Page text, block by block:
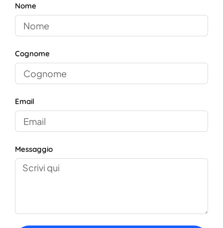
Nome
Cognome
Email
Messaggio